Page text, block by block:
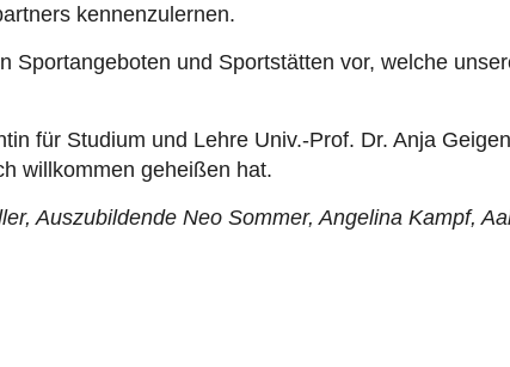
kennenzulernen.
und Sportstätten vor, welche
für Studium und Lehre Univ.-Prof. Dr. Anja
willkommen geheißen hat.
Auszubildende Neo Sommer, Angelina Kampf,